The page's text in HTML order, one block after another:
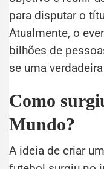
para disputar o
Atualmente, o
bilhões de
se uma
Como
Mundo?
A ideia de criar